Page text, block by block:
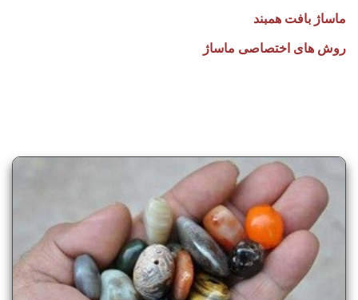
ماساژ بافت همبند
روش های اختصاصی ماساژ